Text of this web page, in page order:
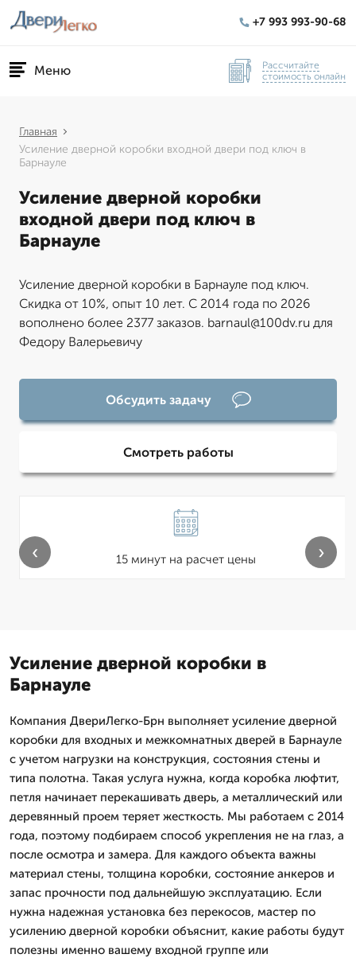
+7 993 993-90-68
Меню
Рассчитайте
стоимость онлайн
Главная
Усиление дверной коробки входной двери под ключ в
Барнауле
Усиление дверной коробки
входной двери под ключ в
Барнауле
Усиление дверной коробки в Барнауле под ключ.
Скидка от 10%, опыт 10 лет. С 2014 года по 2026
вополнено более 2377 заказов. barnaul@100dv.ru для
Федору Валерьевичу
Обсудить задачу
Смотреть работы
15 минут на расчет цены
‹ ›
Усиление дверной коробки в
Барнауле
Компания ДвериЛегко-Брн выполняет усиление дверной
коробки для входных и межкомнатных дверей в Барнауле
с учетом нагрузки на конструкция, состояния стены и
типа полотна. Такая услуга нужна, когда коробка люфтит,
петля начинает перекашивать дверь, а металлический или
деревянный проем теряет жесткость. Мы работаем с 2014
года, поэтому подбираем способ укрепления не на глаз, а
после осмотра и замера. Для каждого объекта важны
материал стены, толщина коробки, состояние анкеров и
запас прочности под дальнейшую эксплуатацию. Если
нужна надежная установка без перекосов, мастер по
усилению дверной коробки объяснит, какие работы будут
полезны именно вашему входной группе или